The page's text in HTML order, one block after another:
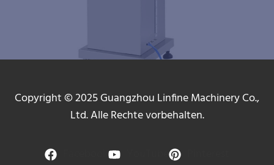
Copyright © 2025 Guangzhou Linfine Machinery Co.,
Ltd. Alle Rechte vorbehalten.